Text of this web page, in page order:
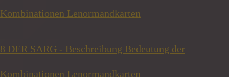
Kombinationen Lenormandkarten
8 DER SARG - Beschreibung Bedeutung der
Kombinationen Lenormandkarten